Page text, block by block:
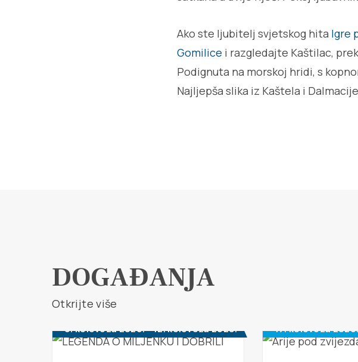
Ako ste ljubitelj svjetskog hita Igre
Gomilice i razgledajte Kaštilac,
Podignuta na morskoj hridi, s
Najljepša slika iz Kaštela i
DOGAĐANJA
Otkrijte više
6. kolovoza 2026. - 12. kolovoza 2026. 17. kolovoza